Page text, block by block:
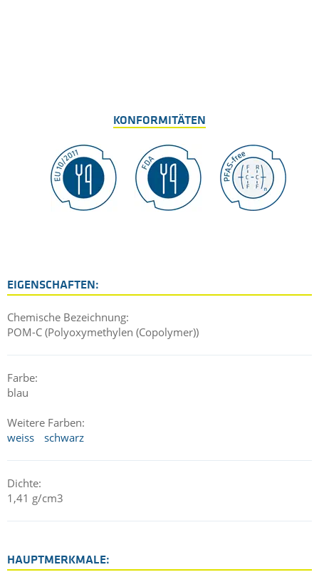
KONFORMITÄTEN
EIGENSCHAFTEN:
Chemische Bezeichnung:
POM-C (Polyoxymethylen (Copolymer))
Farbe:
blau
Weitere Farben:
weiss
schwarz
Dichte:
1,41 g/cm3
HAUPTMERKMALE: